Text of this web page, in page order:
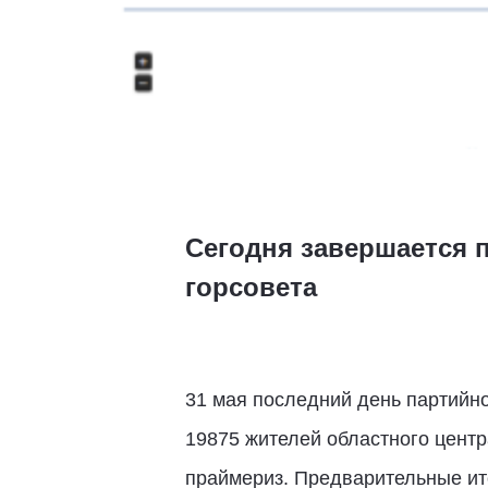
Сегодня завершается
горсовета
31 мая последний день
19875 жителей областного
праймериз. Предварительные